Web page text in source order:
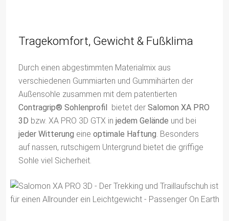
Tragekomfort, Gewicht & Fußklima
Durch einen abgestimmten Materialmix aus
verschiedenen Gummiarten und Gummihärten der
Außensohle zusammen mit dem patentierten
Contragrip® Sohlenprofil bietet der Salomon XA PRO
3D bzw. XA PRO 3D GTX in jedem Gelände und bei
jeder Witterung eine optimale Haftung. Besonders
auf nassen, rutschigem Untergrund bietet die griffige
Sohle viel Sicherheit.